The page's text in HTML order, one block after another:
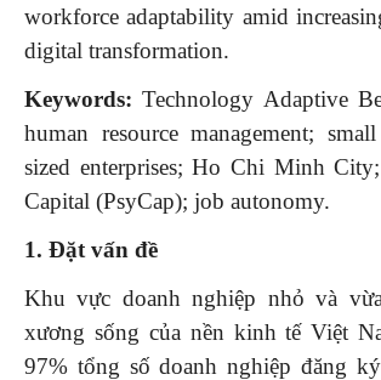
workforce adaptability amid
digital transformation.
Keywords:Technology Adaptive
human resource management;
sized enterprises; Ho Chi Minh
Capital (PsyCap); job autonomy.
1. Đặt vấn đề
Khu vực doanh nghiệp nhỏ và
xương sống của nền kinh tế Việt
97% tổng số doanh nghiệp đăng